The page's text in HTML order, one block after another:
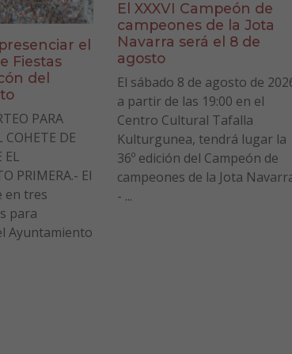
el
Fiestas
del
PARA
COHETE DE
EL
PRIMERA.- El
en tres
para
Ayuntamiento
El XXXVI Campeón de
campeones de la Jota
Navarra será el 8 de
agosto
El sábado 8 de agosto de
a partir de las 19:00 en el
Centro Cultural Tafalla
Kulturgunea, tendrá lugar la
36º edición del Campeón de
campeones de la Jota
- ...